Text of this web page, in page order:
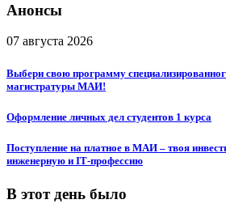
Анонсы
07 августа 2026
Выбери свою программу
магистратуры МАИ!
Оформление личных дел студентов 1 курса
Поступление на платное в МАИ – твоя
инженерную и IT‑профессию
В этот день было